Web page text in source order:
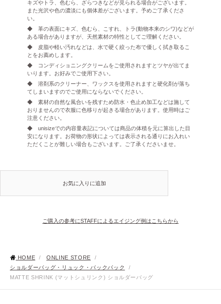
キズやトラ、色むら、ざらつきなどが見られる場合がございます。
また光沢や色の濃淡にも個体差がございます。予めご了承くださ
い。
◆ 革の表面にキズ、色むら、こすれ、トラ(動物本来のシワ)などが
ある場合がありますが、天然素材の特性としてご理解ください。
◆ 皮脂や軽い汚れなどは、水で硬く絞った布で優しく拭き取るこ
とをお薦めします。
◆ コンディショニングクリームをご使用されますとツヤが出てま
いります。お好みでご使用下さい。
◆ 溶剤系のクリーナー、ワックスを使用されますと硬化剤が落ち
てしまいますのでご使用にならないでください。
◆ 素材の自然な風合いを残すため防水・色止め加工などは施して
おりませんので衣服に色移りが起きる場合があります。使用時はご
注意ください。
◆ unisizeでの内容量表記については商品の体積を元に算出した目
安になります。お荷物の形状によっては表示される通りにお入れい
ただくことが難しい場合もございます。ご了承くださいませ。
お気に入りに追加
ご購入の参考にSTAFFによるエイジング例はこちらから
HOME / ONLINE STORE
/
ショルダーバッグ・リュック・バックパック
/
MATTE SHRINK (マットシュリンク) ショルダーバッグ